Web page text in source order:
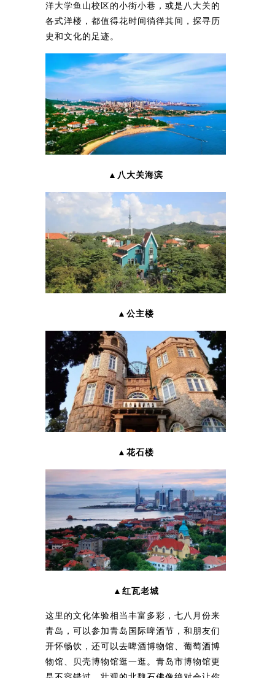
洋大学鱼山校区的小街小巷，或是八大关的
各式洋楼，都值得花时间徜徉其间，探寻历
史和文化的足迹。
▲八大关海滨
▲公主楼
▲花石楼
▲红瓦老城
这里的文化体验相当丰富多彩，七八月份来
青岛，可以参加青岛国际啤酒节，和朋友们
开怀畅饮，还可以去啤酒博物馆、葡萄酒博
物馆、贝壳博物馆逛一逛。青岛市博物馆更